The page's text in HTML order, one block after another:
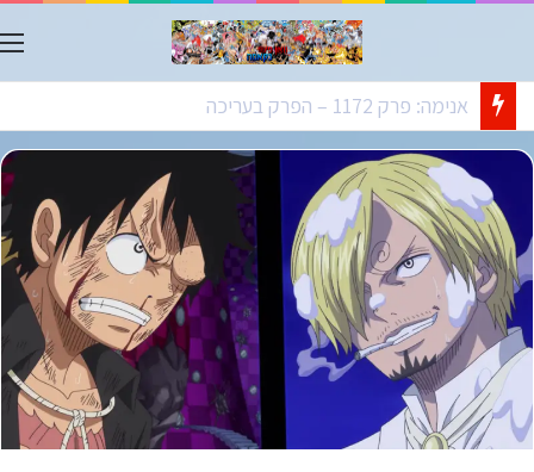
אנימה: פרק 1172 – הפרק בעריכה